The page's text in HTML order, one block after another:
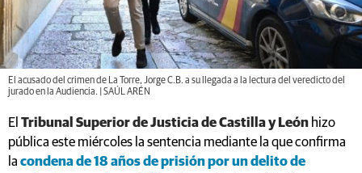
El acusado del crimen de La Torre, Jorge C.B. a su llegada a la lectura del veredicto del
jurado en la Audiencia. | SAÚL ARÉN
El Tribunal Superior de Justicia de Castilla y León hizo
pública este miércoles la sentencia mediante la que confirma
la condena de 18 años de prisión por un delito de